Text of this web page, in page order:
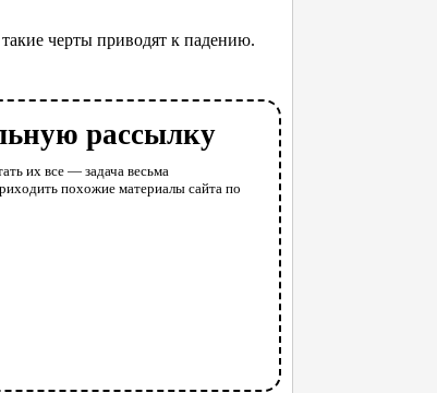
черты приводят к падению.
рассылку
их все — задача весьма
похожие материалы сайта по